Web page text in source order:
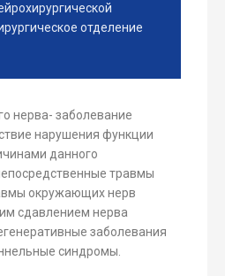
отделение
нерва- заболевание
нарушения функции
данного
травмы
окружающих нерв
сдавлением нерва
заболевания
синдромы.